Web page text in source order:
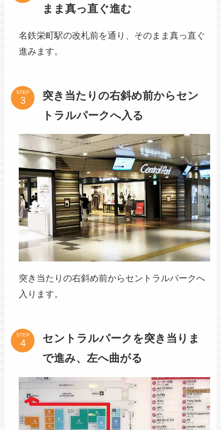
まま真っ直ぐ進む
名鉄栄町駅の改札前を通り、そのまま真っ直ぐ
進みます。
STEP
突き当たりの右斜め前からセン
トラルパークへ入る
突き当たりの右斜め前からセントラルパークへ
入ります。
STEP
セントラルパークを突き当りま
で進み、左へ曲がる